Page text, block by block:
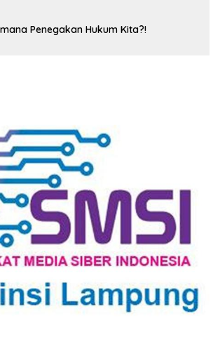
Penegakan Hukum Kita?!